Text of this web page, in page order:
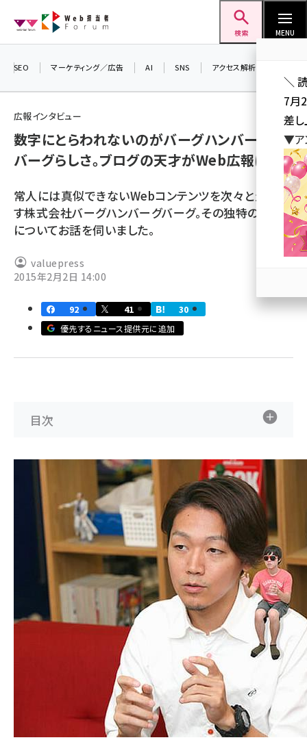
ン
検索 MENU
seo (3519)
youtube (2425)
note (2310)
z世代 (1620)
meo (1274)
llmo (1160)
SEO マーケティング／広告 AI SNS アクセス解析／データ分析
広報インタビュー
数字にとらわれないのがバーグハンバーグ
バーグらしさ。ブログの天才がWeb広報に
常人には真似できないWebコンテンツを次々と生み出
す株式会社バーグハンバーグバーグ。その独特の広報
についてお話を伺いました。
valuepress
2015年2月2日 14:00
92 41
30
優先するニュース提供元に追加
目次
＼
7月
差し
▼ア